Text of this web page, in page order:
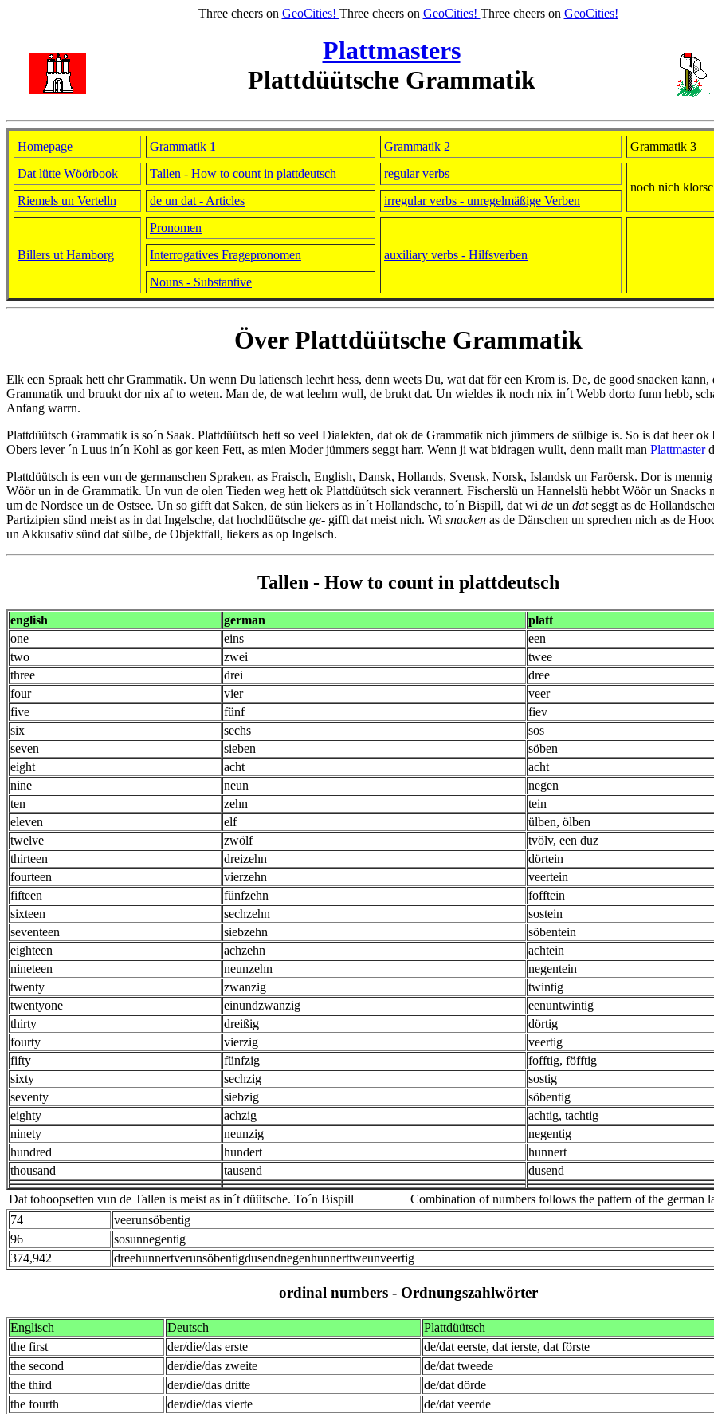
Three cheers on GeoCities! Three cheers on GeoCities! Three cheers on GeoCities!
Plattmasters
Plattdüütsche Grammatik
Homepage Grammatik 1 Grammatik 2
Grammatik 3
Dat lütte Wöörbook
Tallen - How to count in plattdeutsch
regular verbs
noch nich
Riemels un Vertelln
de un dat - Articles irregular verbs - unregelmäßige Verben
Billers ut Hamborg
Pronomen
auxiliary verbs - Hilfsverben
Interrogatives Fragepronomen
Nouns - Substantive
Över Plattdüütsche Grammatik
Elk een Spraak hett ehr Grammatik. Un wenn Du latiensch leehrt hess, denn weets Du, wat dat för een Krom is. De, de good snacken kann,
Grammatik und bruukt dor nix af to weten. Man de, de wat leehrn wull, de brukt dat. Un wieldes ik noch nix in´t Webb dorto funn hebb,
Anfang warrn.
Plattdüütsch Grammatik is so´n Saak. Plattdüütsch hett so veel Dialekten, dat ok de Grammatik nich jümmers de sülbige is. So is dat heer ok
Obers lever ´n Luus in´n Kohl as gor keen Fett, as mien Moder jümmers seggt harr. Wenn ji wat bidragen wullt, denn mailt man Plattmaster
Plattdüütsch is een vun de germanschen Spraken, as Fraisch, English, Dansk, Hollands, Svensk, Norsk, Islandsk un Faröersk. Dor is
Wöör un in de Grammatik. Un vun de olen Tieden weg hett ok Plattdüütsch sick verannert. Fischerslü un Hannelslü hebbt Wöör un Snacks
um de Nordsee un de Ostsee. Un so gifft dat Saken, de sün liekers as in´t Hollandsche, to´n Bispill, dat wi de un datseggt as de
Partizipien sünd meist as in dat Ingelsche, dat hochdüütsche ge- gifft dat meist nich. Wi snacken as de Dänschen un sprechen nich as de
un Akkusativ sünd dat sülbe, de Objektfall, liekers as op Ingelsch.
Tallen - How to count in plattdeutsch
english german
platt
one
eins
een
two
zwei
twee
three
drei
dree
four
vier
veer
five
fünf
fiev
six
sechs
sos
seven
sieben
söben
eight
acht
acht
nine
neun
negen
ten
zehn
tein
eleven
elf
ülben, ölben
twelve
zwölf
tvölv, een duz
thirteen
dreizehn
dörtein
fourteen
vierzehn
veertein
fifteen
fünfzehn
fofftein
sixteen
sechzehn
sostein
seventeen
siebzehn
söbentein
eighteen
achzehn
achtein
nineteen
neunzehn
negentein
twenty
zwanzig
twintig
twentyone
einundzwanzig
eenuntwintig
thirty
dreißig
dörtig
fourty
vierzig
veertig
fifty
fünfzig
fofftig, föfftig
sixty
sechzig
sostig
seventy
siebzig
söbentig
eighty
achzig
achtig, tachtig
ninety
neunzig
negentig
hundred
hundert
hunnert
thousand
tausend dusend
Dat tohoopsetten vun de Tallen is meist as in´t düütsche. To´n Bispill
Combination of numbers follows the pattern of the german
74
veerunsöbentig
96
sosunnegentig
374,942
dreehunnertverunsöbentigdusendnegenhunnerttweunveertig
ordinal numbers - Ordnungszahlwörter
Englisch Deutsch
Plattdüütsch
the first
der/die/das erste
de/dat eerste, dat ierste, dat förste
the second
der/die/das zweite
de/dat tweede
the third
der/die/das dritte
de/dat dörde
the fourth
der/die/das vierte
de/dat veerde